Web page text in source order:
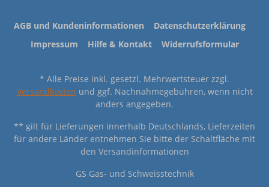
AGB und Kundeninformationen
Datenschutzerklärung
Impressum
Hilfe & Kontakt Widerrufsformular
* Alle Preise inkl. gesetzl. Mehrwertsteuer zzgl.
Versandkosten und ggf. Nachnahmegebühren, wenn nicht
anders angegeben.
** gilt für Lieferungen innerhalb Deutschlands, Lieferzeiten
für andere Länder entnehmen Sie bitte der Schaltfläche mit
den Versandinformationen
GS Gas- und Schweisstechnik